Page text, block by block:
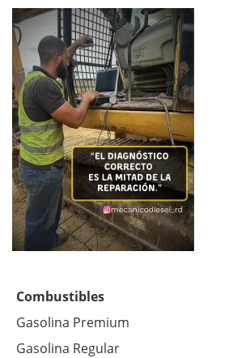
Combustibles
Gasolina Premium
Gasolina Regular